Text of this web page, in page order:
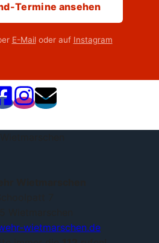
Termine ansehen
E-Mailoder auf Instagram
wietmarschen.de